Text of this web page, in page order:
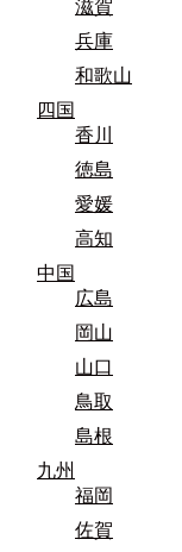
滋賀
兵庫
和歌山
四国
香川
徳島
愛媛
高知
中国
広島
岡山
山口
鳥取
島根
九州
福岡
佐賀